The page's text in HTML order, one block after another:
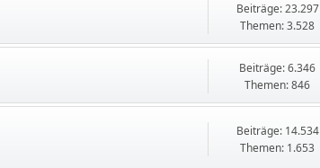
Beiträge: 23.297
Themen: 3.528
Beiträge: 6.346
Themen: 846
Beiträge: 14.534
Themen: 1.653